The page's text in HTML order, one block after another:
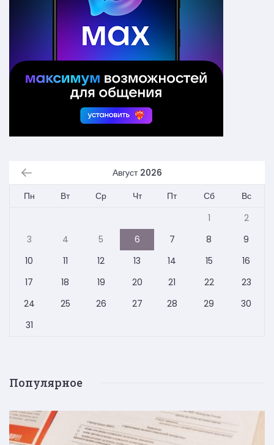
Август 2026
Пн
Вт Ср Чт Пт Сб
Вс
1
2
3
4 5 6 7 8
9
10
11 12 13 14 15
16
17
18 19 20 21 22
23
24
25 26 27 28 29
30
31
Популярное